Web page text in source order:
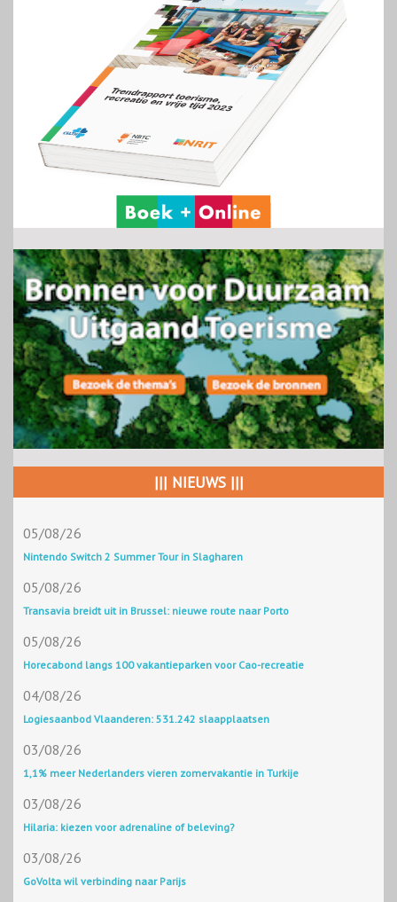
||| NIEUWS |||
05/08/26
Nintendo Switch 2 Summer Tour in Slagharen
05/08/26
Transavia breidt uit in Brussel: nieuwe route naar Porto
05/08/26
Horecabond langs 100 vakantieparken voor Cao-recreatie
04/08/26
Logiesaanbod Vlaanderen: 531.242 slaapplaatsen
03/08/26
1,1% meer Nederlanders vieren zomervakantie in Turkije
03/08/26
Hilaria: kiezen voor adrenaline of beleving?
03/08/26
GoVolta wil verbinding naar Parijs